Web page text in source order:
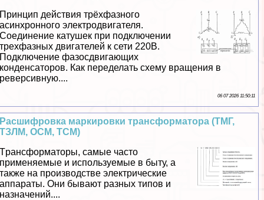
Принцип действия трёхфазного
асинхронного электродвигателя.
Соединение катушек при подключении
трехфазных двигателей к сети 220В.
Подключение фазосдвигающих
конденсаторов. Как переделать схему вращения в
реверсивную....
06 07 2026 11:50:11
Расшифровка маркировки трaнcформатора (ТМГ,
ТЗЛМ, ОСМ, ТСМ)
Tрaнcформаторы, самые часто
применяемые и используемые в быту, а
также на производстве электрические
аппараты. Они бывают разных типов и
назначений....